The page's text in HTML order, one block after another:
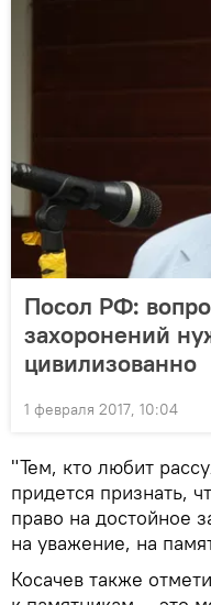
Посол РФ:
захоронений
цивилизованно
1 февраля 2017, 10:04
"Тем, кто любит
придется признать,
право на достойное
на уважение, на
Косачев также